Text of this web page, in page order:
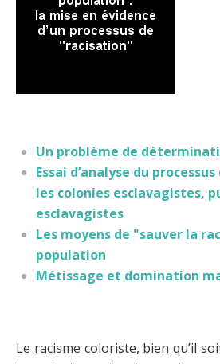
Un problème de
Essai d’analyse du
les colonies esclavagistes,
esclavagistes
Les moyens de "sauver la
population
Métissage et domination
Le racisme coloriste, bien qu’il